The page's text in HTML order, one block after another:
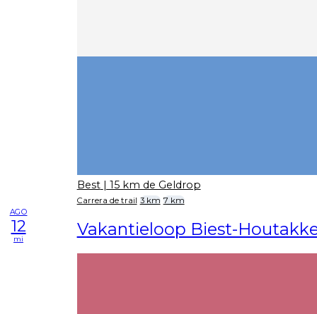
Best | 15 km de Geldrop
Carrera de trail 3 km 7 km
AGO
12
mi Vakantieloop Biest-